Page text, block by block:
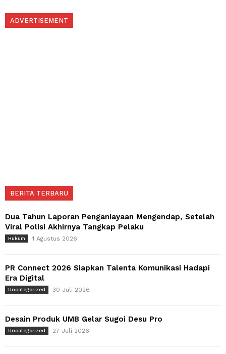
ADVERTISEMENT
BERITA TERBARU
Dua Tahun Laporan Penganiayaan Mengendap, Setelah
Viral Polisi Akhirnya Tangkap Pelaku
Hukum 1 Agustus 2026
PR Connect 2026 Siapkan Talenta Komunikasi Hadapi
Era Digital
Uncategorized 30 Juli 2026
Desain Produk UMB Gelar Sugoi Desu Pro
Uncategorized 27 Juli 2026